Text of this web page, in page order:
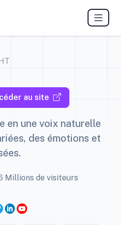
au site
en une voix naturelle
des émotions et
Millions de visiteurs